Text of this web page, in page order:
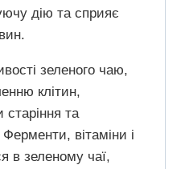
дію та сприяє
зеленого чаю,
клітин,
та
вітаміни і
в зеленому чаї,